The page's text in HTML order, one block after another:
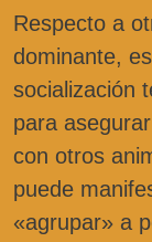
Respecto a
dominante,
socialización
para
con otros
puede
«agrupar» a